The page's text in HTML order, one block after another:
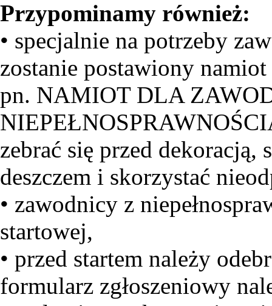
Przypominamy również:
• specjalnie na potrzeby
zostanie postawiony
pn. NAMIOT DLA
zebrać się przed dekoracją,
deszczem i skorzystać
• zawodnicy z
startowej,
• przed startem należy
formularz zgłoszeniowy